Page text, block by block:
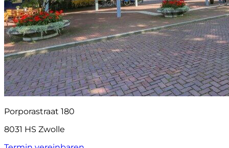
Porporastraat 180
8031 HS Zwolle